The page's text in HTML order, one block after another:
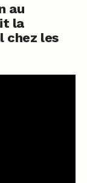
au
la
chez les